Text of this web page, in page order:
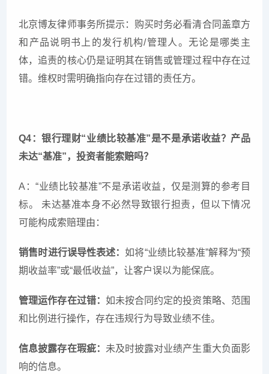
北京博友律师事务所提示：购买时务必看清合同盖章方
和产品说明书上的发行机构/管理人。无论是哪类主
体，追责的核心仍是证明其在销售或管理过程中存在过
错。维权时需明确指向存在过错的责任方。
Q4：银行理财“业绩比较基准”是不是承诺收益？产品
未达“基准”，投资者能索赔吗？
A：“业绩比较基准”不是承诺收益，仅是测算的参考目
标。 未达基准本身不必然导致银行担责，但以下情况
可能构成索赔理由：
销售时进行误导性表述：如将“业绩比较基准”解释为“预
期收益率”或“最低收益”，让客户误以为能保底。
管理运作存在过错： 如未按合同约定的投资策略、范围
和比例进行操作，存在违规行为导致业绩不佳。
信息披露存在瑕疵： 未及时披露对业绩产生重大负面影
响的信息。